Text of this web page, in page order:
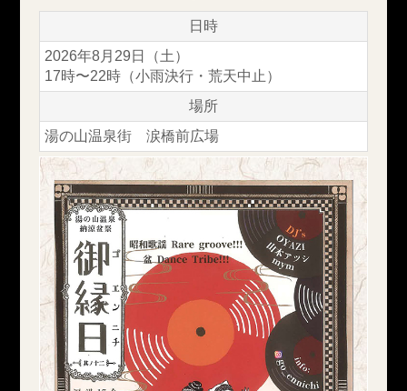
日時
2026年8月29日（土）
17時〜22時（小雨決行・荒天中止）
場所
湯の山温泉街 涙橋前広場